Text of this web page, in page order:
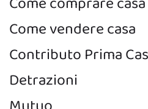
Come vendere casa
Contributo Prima
Detrazioni